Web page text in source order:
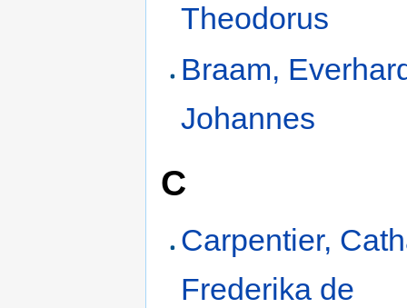
Theodorus
Braam,
Johannes
C
Carpentier,
Frederika de